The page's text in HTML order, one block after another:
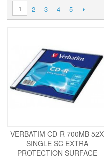
1
2 3 4 5
VERBATIM CD-R 700MB 52X
SINGLE SC EXTRA
PROTECTION SURFACE